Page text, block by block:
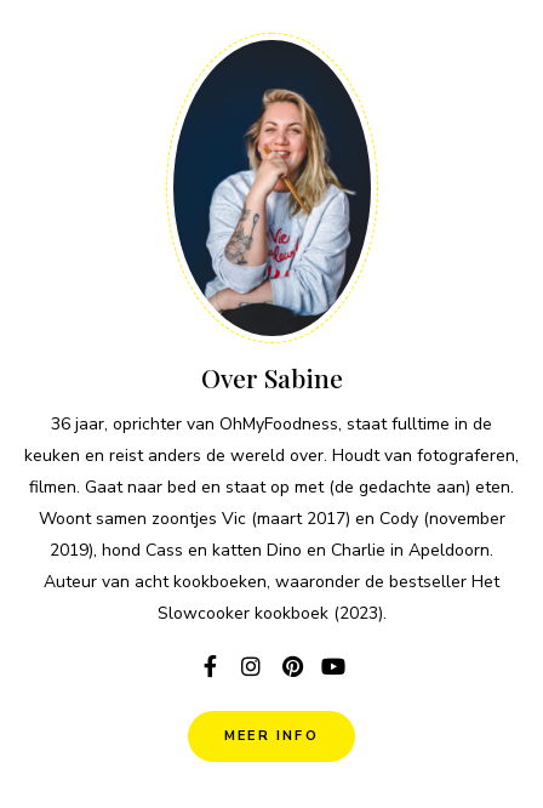
Over Sabine
36 jaar, oprichter van OhMyFoodness, staat fulltime in de
keuken en reist anders de wereld over. Houdt van fotograferen,
filmen. Gaat naar bed en staat op met (de gedachte aan) eten.
Woont samen zoontjes Vic (maart 2017) en Cody (november
2019), hond Cass en katten Dino en Charlie in Apeldoorn.
Auteur van acht kookboeken, waaronder de bestseller Het
Slowcooker kookboek (2023).
MEER INFO